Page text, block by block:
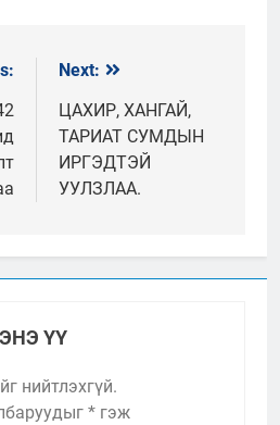
Next:
ЦАХИР, ХАНГАЙ,
ТАРИАТ СУМДЫН
ИРГЭДТЭЙ
УУЛЗЛАА.
ҮҮ
нийтлэхгүй.
* гэж